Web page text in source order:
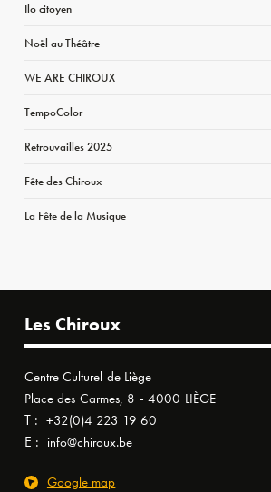
Ilo citoyen
Noël au Théâtre
WE ARE CHIROUX
TempoColor
Retrouvailles 2025
Fête des Chiroux
La Fête de la Musique
Les Chiroux
Centre Culturel de Liège
Place des Carmes, 8 - 4000 LIÈGE
T : +32(0)4 223 19 60
E : info@chiroux.be
Google map